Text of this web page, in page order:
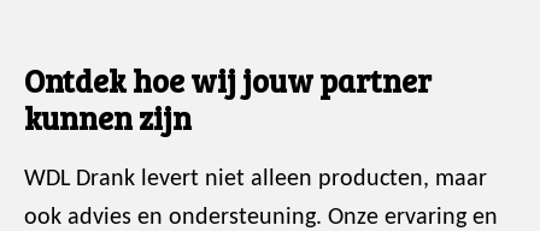
Ontdek hoe wij jouw partner
kunnen zijn
WDL Drank levert niet alleen producten, maar
ook advies en ondersteuning. Onze ervaring en